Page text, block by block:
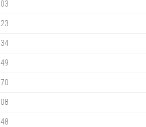
03
23
34
49
70
08
48